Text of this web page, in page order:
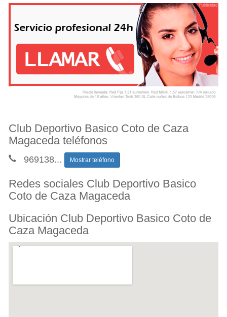
Club Deportivo Basico Coto de Caza
Magaceda teléfonos
969138... Mostrar teléfono
Redes sociales Club Deportivo Basico
Coto de Caza Magaceda
Ubicación Club Deportivo Basico Coto de
Caza Magaceda